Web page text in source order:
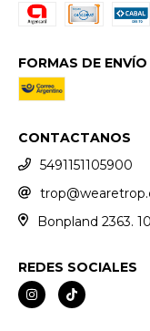
FORMAS DE ENVÍO
CONTACTANOS
5491151105900
Bonpland 2363.
REDES SOCIALES